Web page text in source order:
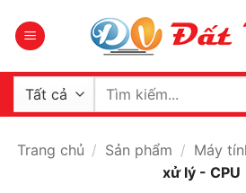
qua
dung
Tìm
Trang chủ / Sản phẩm / Máy
xử lý - CPU